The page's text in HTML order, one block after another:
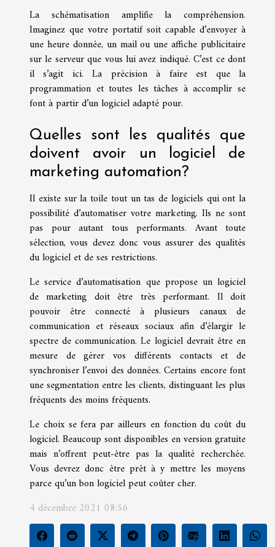
La schématisation amplifie la compréhension.
Imaginez que votre portatif soit capable d’envoyer à
une heure donnée, un mail ou une affiche publicitaire
sur le serveur que vous lui avez indiqué. C’est ce dont
il s’agit ici. La précision à faire est que la
programmation et toutes les tâches à accomplir se
font à partir d’un logiciel adapté pour.
Quelles sont les qualités que
doivent avoir un logiciel de
marketing automation?
Il existe sur la toile tout un tas de logiciels qui ont la
possibilité d’automatiser votre marketing. Ils ne sont
pas pour autant tous performants. Avant toute
sélection, vous devez donc vous assurer des qualités
du logiciel et de ses restrictions.
Le service d’automatisation que propose un logiciel
de marketing doit être très performant. Il doit
pouvoir être connecté à plusieurs canaux de
communication et réseaux sociaux afin d’élargir le
spectre de communication. Le logiciel devrait être en
mesure de gérer vos différents contacts et de
synchroniser l’envoi des données. Certains encore font
une segmentation entre les clients, distinguant les plus
fréquents des moins fréquents.
Le choix se fera par ailleurs en fonction du coût du
logiciel. Beaucoup sont disponibles en version gratuite
mais n’offrent peut-être pas la qualité recherchée.
Vous devrez donc être prêt à y mettre les moyens
parce qu’un bon logiciel peut coûter cher.
4 décembre 2021 08:56